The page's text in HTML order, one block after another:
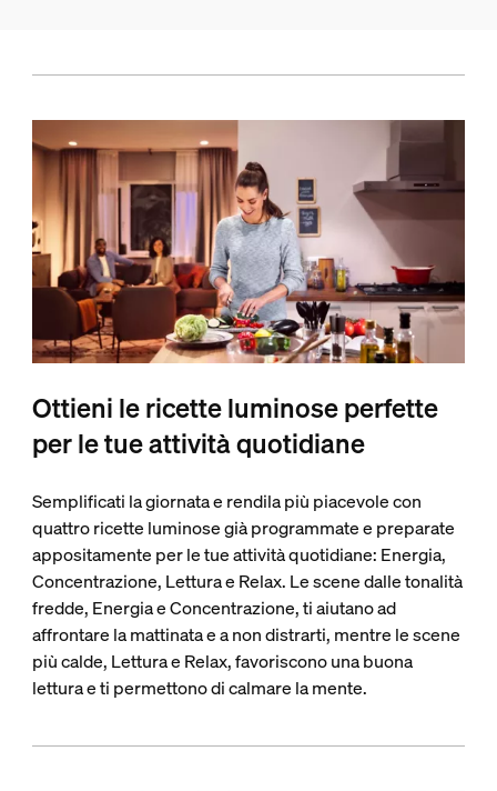
Ottieni le ricette luminose perfette
per le tue attività quotidiane
Semplificati la giornata e rendila più piacevole con
quattro ricette luminose già programmate e preparate
appositamente per le tue attività quotidiane: Energia,
Concentrazione, Lettura e Relax. Le scene dalle tonalità
fredde, Energia e Concentrazione, ti aiutano ad
affrontare la mattinata e a non distrarti, mentre le scene
più calde, Lettura e Relax, favoriscono una buona
lettura e ti permettono di calmare la mente.